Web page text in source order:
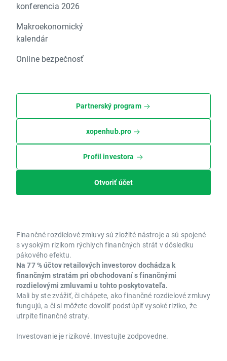
konferencia 2026
Makroekonomický
kalendár
Online bezpečnosť
Partnerský program
xopenhub.pro
Profil investora
Otvoriť účet
Finančné rozdielové zmluvy sú zložité nástroje a sú spojené
s vysokým rizikom rýchlych finančných strát v dôsledku
pákového efektu.
Na 77 % účtov retailových investorov dochádza k
finančným stratám pri obchodovaní s finančnými
rozdielovými zmluvami u tohto poskytovateľa.
Mali by ste zvážiť, či chápete, ako finančné rozdielové zmluvy
fungujú, a či si môžete dovoliť podstúpiť vysoké riziko, že
utrpíte finančné straty.
Investovanie je rizikové. Investujte zodpovedne.